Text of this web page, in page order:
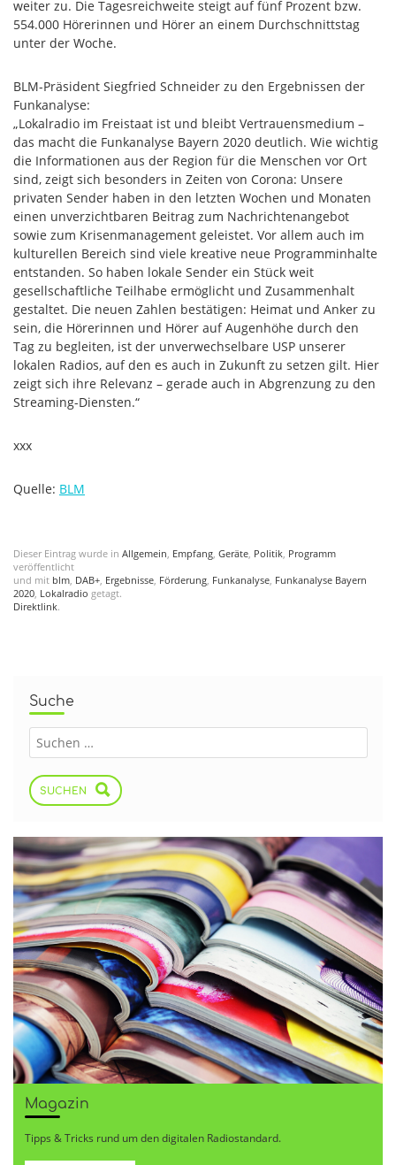
weiter zu. Die Tagesreichweite steigt auf fünf Prozent bzw.
554.000 Hörerinnen und Hörer an einem Durchschnittstag
unter der Woche.
BLM-Präsident Siegfried Schneider zu den Ergebnissen der
Funkanalyse:
„Lokalradio im Freistaat ist und bleibt Vertrauensmedium –
das macht die Funkanalyse Bayern 2020 deutlich. Wie wichtig
die Informationen aus der Region für die Menschen vor Ort
sind, zeigt sich besonders in Zeiten von Corona: Unsere
privaten Sender haben in den letzten Wochen und Monaten
einen unverzichtbaren Beitrag zum Nachrichtenangebot
sowie zum Krisenmanagement geleistet. Vor allem auch im
kulturellen Bereich sind viele kreative neue Programminhalte
entstanden. So haben lokale Sender ein Stück weit
gesellschaftliche Teilhabe ermöglicht und Zusammenhalt
gestaltet. Die neuen Zahlen bestätigen: Heimat und Anker zu
sein, die Hörerinnen und Hörer auf Augenhöhe durch den
Tag zu begleiten, ist der unverwechselbare USP unserer
lokalen Radios, auf den es auch in Zukunft zu setzen gilt. Hier
zeigt sich ihre Relevanz – gerade auch in Abgrenzung zu den
Streaming-Diensten.“
xxx
Quelle: BLM
Dieser Eintrag wurde in Allgemein, Empfang, Geräte, Politik, Programm
veröffentlicht
und mit blm, DAB+, Ergebnisse, Förderung, Funkanalyse, Funkanalyse Bayern
2020, Lokalradio getagt.
Direktlink.
Suche
SUCHEN
Magazin
Tipps & Tricks rund um den digitalen Radiostandard.